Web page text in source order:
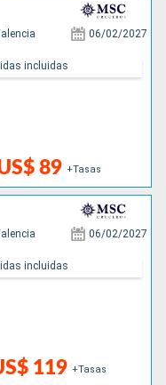
06/02/2027
89 +Tasas
incluidas
06/02/2027
119 +Tasas
incluidas